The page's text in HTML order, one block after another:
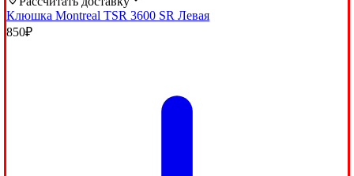
Клюшка Montreal TSR 3600 SR Левая
850₽